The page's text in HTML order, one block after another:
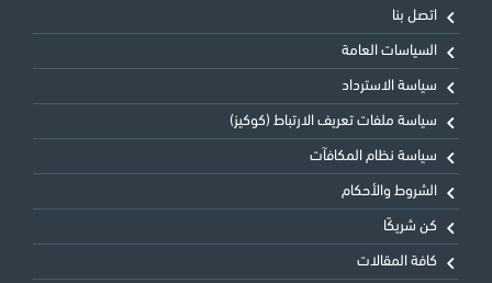
اتصل بنا
السياسات العامة
سياسة الاسترداد
سياسة ملفات تعريف الارتباط (كوكيز)
سياسة نظام المكافآت
الشروط والأحكام
كن شريكًا
كافة المقالات